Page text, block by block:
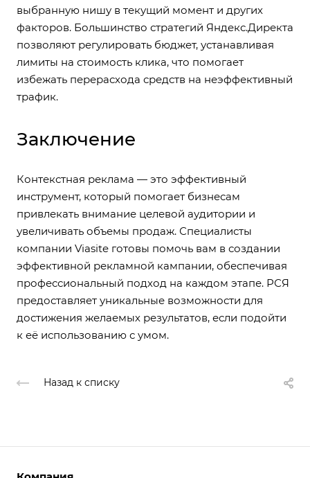
выбранную нишу в текущий момент и других
факторов. Большинство стратегий Яндекс.Директа
позволяют регулировать бюджет, устанавливая
лимиты на стоимость клика, что помогает
избежать перерасхода средств на неэффективный
трафик.
Заключение
Контекстная реклама — это эффективный
инструмент, который помогает бизнесам
привлекать внимание целевой аудитории и
увеличивать объемы продаж. Специалисты
компании Viasite готовы помочь вам в создании
эффективной рекламной кампании, обеспечивая
профессиональный подход на каждом этапе. РСЯ
предоставляет уникальные возможности для
достижения желаемых результатов, если подойти
к её использованию с умом.
Назад к списку